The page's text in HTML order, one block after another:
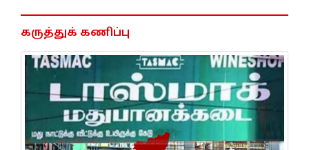
கருத்துக் கணிப்பு